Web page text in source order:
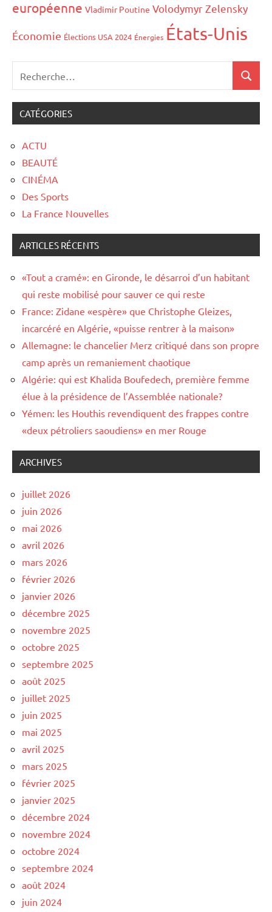
européenne Vladimir Poutine Volodymyr Zelensky
Économie Élections USA 2024 Énergies États-Unis
CATÉGORIES
ACTU
BEAUTÉ
CINÉMA
Des Sports
La France Nouvelles
ARTICLES RÉCENTS
«Tout a cramé»: en Gironde, le désarroi d’un habitant
qui reste mobilisé pour sauver ce qui reste
France: Zidane «espère» que Christophe Gleizes,
incarcéré en Algérie, «puisse rentrer à la maison»
Allemagne: le chancelier Merz critiqué dans son propre
camp après un remaniement chaotique
Algérie: qui est Khalida Boufedech, première femme
élue à la présidence de l’Assemblée nationale?
Yémen: les Houthis revendiquent des frappes contre
«deux pétroliers saoudiens» en mer Rouge
ARCHIVES
juillet 2026
juin 2026
mai 2026
avril 2026
mars 2026
février 2026
janvier 2026
décembre 2025
novembre 2025
octobre 2025
septembre 2025
août 2025
juillet 2025
juin 2025
mai 2025
avril 2025
mars 2025
février 2025
janvier 2025
décembre 2024
novembre 2024
octobre 2024
septembre 2024
août 2024
juin 2024